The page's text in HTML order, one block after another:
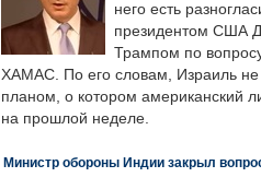
него есть
президентом США
Трампом по
ХАМАС. По его словам, Израиль не
планом, о котором американский
на прошлой неделе.
Министр обороны Индии закрыл